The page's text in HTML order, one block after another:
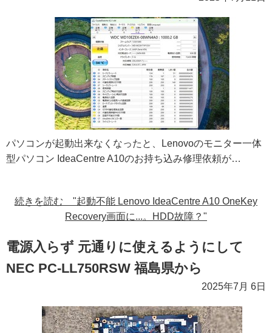
パソコンが起動出来なくなったと、Lenovoのモニター一体
型パソコン IdeaCentre A10のお持ち込み修理依頼が…
続きを読む "起動不能 Lenovo IdeaCentre A10 OneKey
Recovery画面に...。HDD故障？"
電源入らず 元通りに使えるようにして
NEC PC-LL750RSW 福島県から
2025年7月 6日